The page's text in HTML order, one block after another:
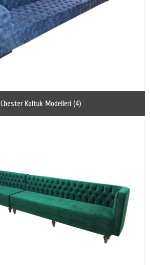
Chester Koltuk Modelleri (4)